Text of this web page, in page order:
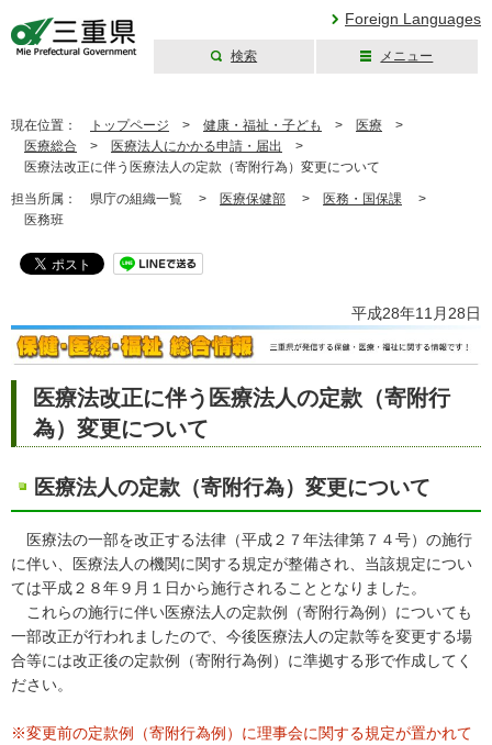
Foreign Languages
検索 メニュー
現在位置： トップページ > 健康・福祉・子ども > 医療 >
医療総合 > 医療法人にかかる申請・届出
>
医療法改正に伴う医療法人の定款（寄附行為）変更について
担当所属： 県庁の組織一覧 > 医療保健部 > 医務・国保課 >
医務班
平成28年11月28日
医療法改正に伴う医療法人の定款（寄附行
為）変更について
医療法人の定款（寄附行為）変更について
医療法の一部を改正する法律（平成２７年法律第７４号）の施行
に伴い、医療法人の機関に関する規定が整備され、当該規定につい
ては平成２８年９月１日から施行されることとなりました。
これらの施行に伴い医療法人の定款例（寄附行為例）についても
一部改正が行われましたので、今後医療法人の定款等を変更する場
合等には改正後の定款例（寄附行為例）に準拠する形で作成してく
ださい。
※変更前の定款例（寄附行為例）に理事会に関する規定が置かれて